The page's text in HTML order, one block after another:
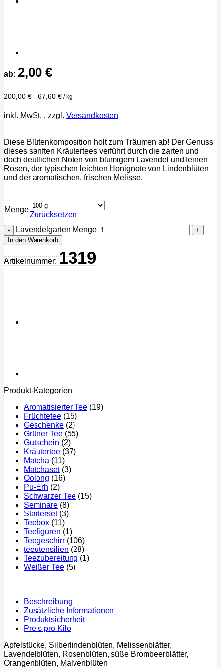
ab: 2,00 €
200,00 € – 67,60 € /kg
inkl. MwSt. , zzgl. Versandkosten
Diese Blütenkomposition holt zum Träumen ab! Der Genuss
dieses sanften Kräutertees verführt durch die zarten und
doch deutlichen Noten von blumigem Lavendel und feinen
Rosen, der typischen leichten Honignote von Lindenblüten
und der aromatischen, frischen Melisse.
Menge
Zurücksetzen
Lavendelgarten Menge
In den Warenkorb
Artikelnummer: 1319
Produkt-Kategorien
Aromatisierter Tee (19)
Früchtetee (15)
Geschenke (2)
Grüner Tee (55)
Gutschein (2)
Kräutertee (37)
Matcha (11)
Matchaset (3)
Oolong (16)
Pu-Erh (2)
Schwarzer Tee (15)
Seminare (8)
Starterset (3)
Teebox (11)
Teefiguren (1)
Teegeschirr (106)
teeutensilien (28)
Teezubereitung (1)
Weißer Tee (5)
Beschreibung
Zusätzliche Informationen
Produktsicherheit
Preis pro Kilo
Apfelstücke, Silberlindenblüten, Melissenblätter,
Lavendelblüten, Rosenblüten, süße Brombeerblätter,
Orangenblüten, Malvenblüten